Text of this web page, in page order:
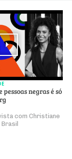
negras é só
com Christiane